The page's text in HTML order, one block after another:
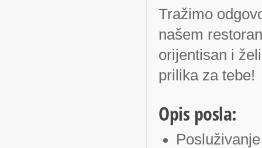
Tražimo
našem
orijentisan i
prilika za tebe!
Opis posla: